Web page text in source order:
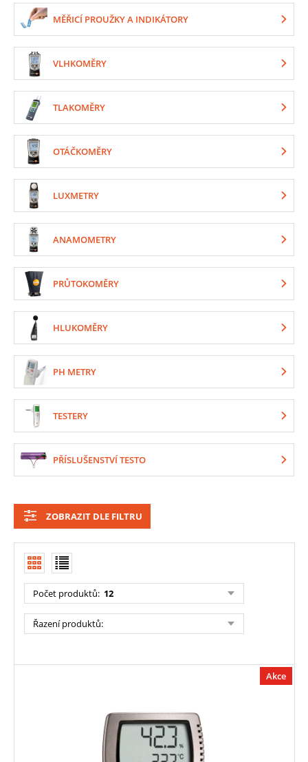
MĚŘICÍ PROUŽKY A INDIKÁTORY
VLHKOMĚRY
TLAKOMĚRY
OTÁČKOMĚRY
LUXMETRY
ANAMOMETRY
PRŮTOKOMĚRY
HLUKOMĚRY
PH METRY
TESTERY
PŘÍSLUŠENSTVÍ TESTO
ZOBRAZIT DLE FILTRU
Počet produktů: 12
Řazení produktů:
Akce